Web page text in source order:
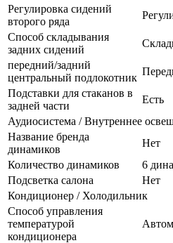
Регулировка сидений
второго ряда
Способ складывания
задних сидений
передний/задний
центральный подлокотник
Подставки для стаканов в
задней части
Есть
Аудиосистема / Внутреннее
Название бренда
динамиков
Нет
Количество динамиков
6
Подсветка салона
Нет
Кондиционер / Холодильник
Способ управления
температурой
кондиционера